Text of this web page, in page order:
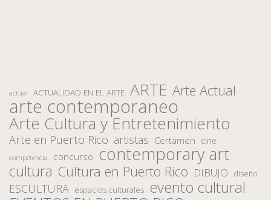
actual ACTUALIDAD EN EL ARTE ARTE Arte Actual
arte contemporaneo
Arte Cultura y Entretenimiento
Arte en Puerto Rico artistas Certamen cine
competencia concurso contemporary art
cultura Cultura en Puerto Rico DIBUJO diseño
ESCULTURA espacios culturales evento cultural